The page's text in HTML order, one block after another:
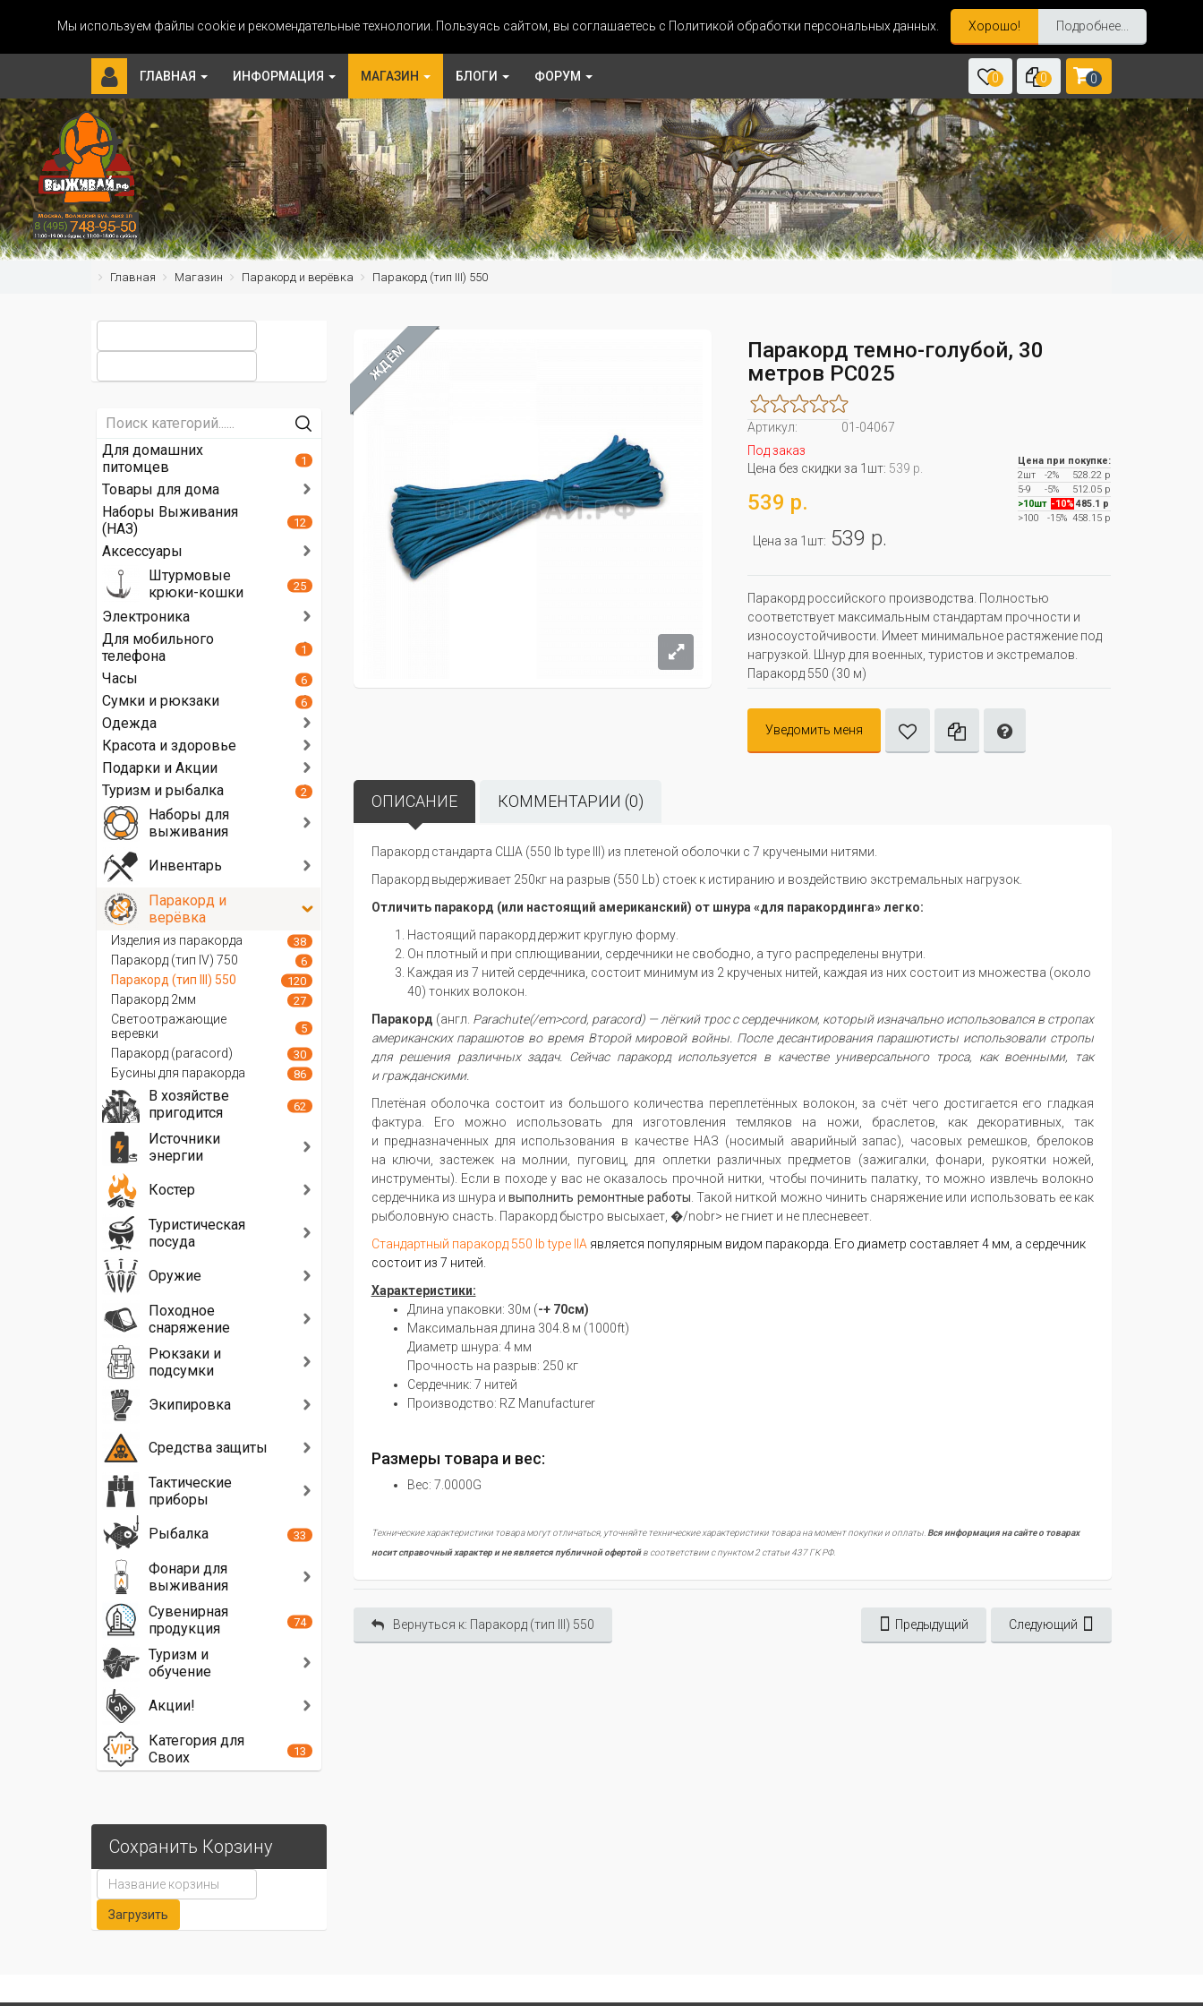
Мы используем файлы cookie и рекомендательные технологии. Пользуясь сайтом, вы соглашаетесь с Политикой обработки персональных данных. Хорошо! Подробнее...
ГЛАВНАЯ ИНФОРМАЦИЯ МАГАЗИН БЛОГИ ФОРУМ 0 0 0
Главная Магазин Паракорд и верёвка Паракорд (тип III) 550
ЖДЁМ
Паракорд темно-голубой, 30
метров PC025
Артикул:
01-04067
Под заказ
Цена без скидки за 1шт: 539 р.
539 р.
Цена за 1шт: 539 р.
Цена при покупке:
2шт
-2%
528.22 р
5-9
-5%
512.05 р
>10шт -10%485.1 р
>100
-15%458.15 р
Паракорд российского производства. Полностью
соответствует максимальным стандартам прочности и
износоустойчивости. Имеет минимальное растяжение под
нагрузкой. Шнур для военных, туристов и экстремалов.
Паракорд 550 (30 м)
Уведомить меня
ОПИСАНИЕ КОММЕНТАРИИ (0)
Паракорд стандарта США (550 lb type III) из плетеной оболочки с 7 кручеными нитями.
Паракорд выдерживает 250кг на разрыв (550 Lb) стоек к истиранию и воздействию экстремальных нагрузок.
Отличить паракорд (или настоящий американский) от шнура «для паракординга» легко:
Настоящий паракорд держит круглую форму.
Он плотный и при сплющивании, сердечники не свободно, а туго распределены внутри.
Каждая из 7 нитей сердечника, состоит минимум из 2 крученых нитей, каждая из них состоит из множества (около
40) тонких волокон.
Паракорд (англ. Parachute(/em>cord, paracord) — лёгкий тросс сердечником, который изначально использовался в стропах
американских парашютов во времяВторой мировой войны. После десантирования парашютисты использовали стропы
для решения различных задач. Сейчас паракорд используется в качествеуниверсального троса, как военными, так
и гражданскими.
Плетёная оболочка состоит из большого количества переплетённых волокон,за счётчего достигается его гладкая
фактура. Его можно использовать для изготовления темляков на ножи, браслетов, как декоративных, так
и предназначенных для использования в качествеНАЗ (носимый аварийный запас), часовых ремешков, брелоков
на ключи, застежек на молнии, пуговиц, для оплетки различных предметов (зажигалки, фонари, рукоятки ножей,
инструменты). Если в походе у вас не оказалось прочной нитки, чтобы починить палатку, то можно извлечь волокно
сердечника из шнура ивыполнить ремонтные работы. Такой ниткой можно чинить снаряжение или использовать ее как
рыболовную снасть. Паракорд быстро высыхает, �/nobr> не гниети не плесневеет.
Стандартный паракорд 550 lbtype IIA является популярным видом паракорда. Его диаметр составляет4 мм, а сердечник
состоит из 7 нитей.
Характеристики:
Длина упаковки: 30м (-+ 70см)
Максимальная длина 304.8 м (1000ft)
Диаметр шнура: 4 мм
Прочность на разрыв: 250 кг
Сердечник: 7 нитей
Производство: RZ Manufacturer
Размеры товара и вес:
Вес: 7.0000G
Технические характеристики товара могут отличаться, уточняйте технические характеристики товара на момент покупки и оплаты.Вся информация на сайте о товарах
носит справочный характер и не является публичной офертойв соответствии с пунктом 2 статьи 437 ГК РФ.
Вернуться к: Паракорд (тип III) 550 Предыдущий Следующий
Для домашних
питомцев
1
Товары для дома
Наборы Выживания
(НАЗ)
12
Аксессуары
Штурмовые
крюки-кошки
25
Электроника
Для мобильного
телефона
1
Часы 6
Сумки и рюкзаки 6
Одежда
Красота и здоровье
Подарки и Акции
Туризм и рыбалка
2
Наборы для
выживания
Инвентарь
Паракорд и
верёвка
Изделия из паракорда 38
Паракорд (тип IV) 750 6
Паракорд (тип III) 550 120
Паракорд 2мм 27
Светоотражающие
веревки
5
Паракорд (paracord) 30
Бусины для паракорда 86
В хозяйстве
пригодится
62
Источники
энергии
Костер
Туристическая
посуда
Оружие
Походное
снаряжение
Рюкзаки и
подсумки
Экипировка
Средства защиты
Тактические
приборы
Рыбалка
33
Фонари для
выживания
Сувенирная
продукция
74
Туризм и
обучение
Акции!
Категория для
Своих
13
Сохранить Корзину